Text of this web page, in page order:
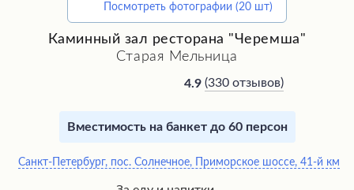
Подберите мне зал
Посмотреть фотографии (20 шт)
Каминный зал ресторана "Черемша"
Старая Мельница
4.9 (330 отзывов)
Вместимость на банкет до 60 персон
Санкт-Петербург, пос. Солнечное, Приморское шоссе, 41-й км